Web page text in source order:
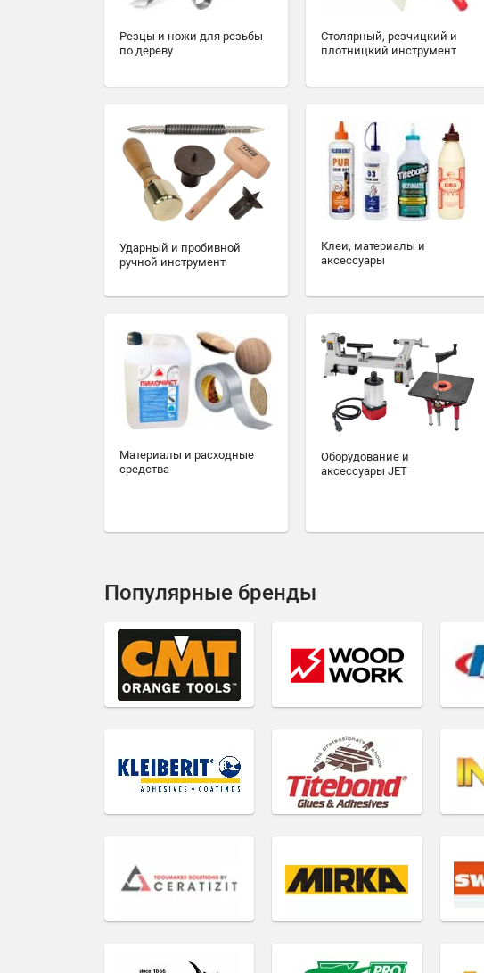
Резцы и ножи для резьбы
по дереву
Столярный, резчицкий и
плотницкий инструмент
Ударный и пробивной
ручной инструмент
Клеи, материалы и
аксессуары
Материалы и расходные
средства
Оборудование и
аксессуары JET
Популярные бренды